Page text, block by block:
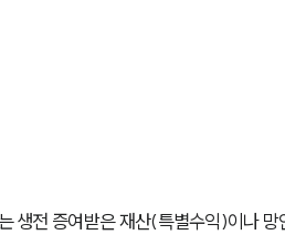
생전 증여받은 재산(특별수익)이나 망